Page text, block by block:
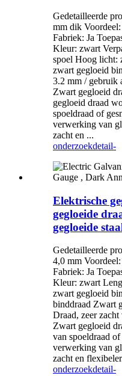
Gedetailleerde
mm dik
Fabriek: Ja
Kleur: zwart
spoel Hoog licht:
zwart gegloeid
3.2 mm / gebruik
Zwart gegloeid
gegloeid draad
spoeldraad of
verwerking van
zacht en ...
onderzoekdetail-
Elektrische
gegloeide
gegloeide
Gedetailleerde
4,0 mm
Fabriek: Ja
Kleur: zwart
zwart gegloeid
binddraad Zwart
Draad, zeer
Zwart gegloeid
van spoeldraad
verwerking van
zacht en
onderzoekdetail-